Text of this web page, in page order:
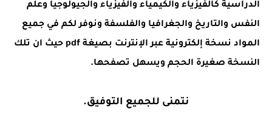
الدراسية كالفيزياء والكيمياء والفيزياء والجيولوجيا وعلم
النفس والتاريخ والجغرافيا والفلسفة ونوفر لكم في جميع
المواد نسخة إلكترونية عبر الإنترنت بصيغة pdf حيث ان تلك
النسخة صغيرة الحجم ويسهل تصفحها.
نتمنى للجميع التوفيق.